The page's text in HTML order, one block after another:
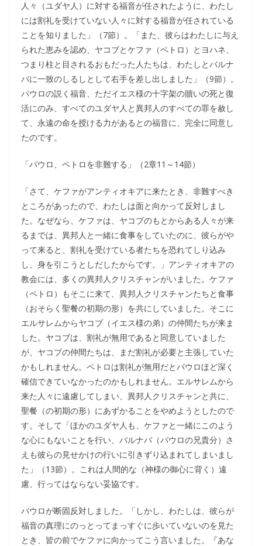
人々（ユダヤ人）に対する福音が任されたように、わたし
には割礼を受けていない人々に対する福音が任されている
ことを知りました」（7節）。「また、彼らはわたしに与え
られた恵みを認め、ヤコブとケファ（ペトロ）とヨハネ、
つまり柱と目されるおもだった人たちは、わたしとバルナ
バに一致のしるしとして右手を差し出しました」（9節）。
パウロの説く福音、ただイエス様の十字架の贖いの死と復
活にのみ、すべてのユダヤ人と異邦人のすべての罪を赦し
て、永遠の命を授ける力があるとの福音に、完全に同意し
たのです。
「パウロ、ペトロを非難する」（2章11～14節）
「さて、ケファがアンティオキアに来たとき、非難すべき
ところがあったので、わたしは面と向かって反対しまし
た。なぜなら、ケファは、ヤコブのもとからある人々が来
るまでは、異邦人と一緒に食事をしていたのに、彼らがや
って来ると、割礼を受けている者たちを恐れてしり込み
し、身を引こうとしだしたからです。」アンティオキアの
教会には、多くの異邦人クリスチャンがいました。ケファ
（ペトロ）もそこに来て、異邦人クリスチャンたちと食事
（おそらく聖餐の初期の形）を共にしていました。そこに
エルサレムからヤコブ（イエス様の弟）の仲間たちが来ま
した。ヤコブは、割礼が無用であると同意していました
が、ヤコブの仲間たちは、まだ割礼が必要と主張していた
かもしれません。ペトロは割礼が無用だとパウロほど深く
確信できていなかったのかもしれません。エルサレムから
来た人々に遠慮してしまい、異邦人クリスチャンと共に、
聖餐（の初期の形）にあずかることをやめようとしたので
す。そして「ほかのユダヤ人も、ケファと一緒にこのよう
な心にもないことを行い、バルナバ（パウロの兄貴分）さ
えも彼らの見せかけの行いに引きずり込まれてしまいまし
た」（13節）。これは人間的な（神様の御心に背く）遠
慮、行ってはならない妥協です。
パウロが断固反対しました。「しかし、わたしは、彼らが
福音の真理にのっとってまっすぐに歩いていないのを見た
とき、皆の前でケファに向かってこう言いました。『あな